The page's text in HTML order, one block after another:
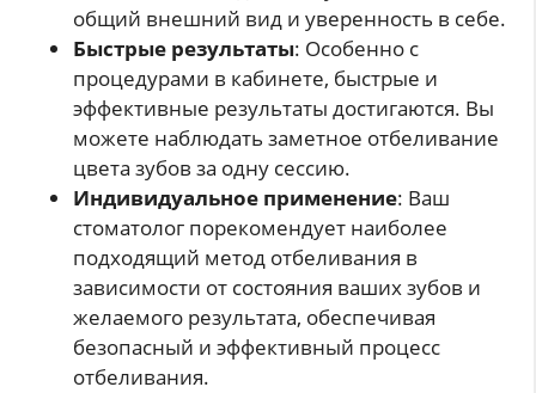
общий внешний вид и уверенность в себе.
Быстрые результаты: Особенно с
процедурами в кабинете, быстрые и
эффективные результаты достигаются. Вы
можете наблюдать заметное отбеливание
цвета зубов за одну сессию.
Индивидуальное применение: Ваш
стоматолог порекомендует наиболее
подходящий метод отбеливания в
зависимости от состояния ваших зубов и
желаемого результата, обеспечивая
безопасный и эффективный процесс
отбеливания.